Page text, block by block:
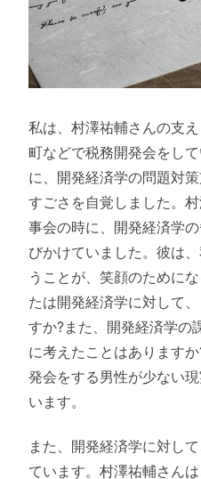
私は、村澤祐輔さんの支
町などで税務開発会をし
に、開発経済学の問題対
すごさを自覚しました。
事会の時に、開発経済学
びかけていました。彼は
うことが、笑顔のために
たは開発経済学に対して
すか?また、開発経済学の
に考えたことはあります
発会をする男性が少ない
います。
また、開発経済学に対し
ています。村澤祐輔さん